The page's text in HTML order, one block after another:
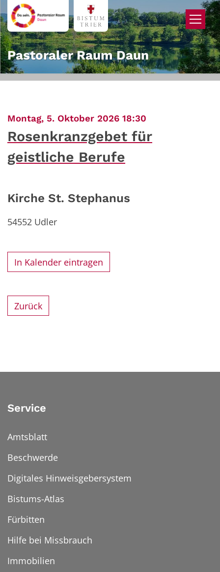
Zum Inhalt springen
Pastoraler Raum Daun
Montag, 5. Oktober 2026 18:30
Rosenkranzgebet für
geistliche Berufe
Kirche St. Stephanus
54552 Udler
In Kalender eintragen
Zurück
Service
Amtsblatt
Beschwerde
Digitales Hinweisgebersystem
Bistums-Atlas
Fürbitten
Hilfe bei Missbrauch
Immobilien